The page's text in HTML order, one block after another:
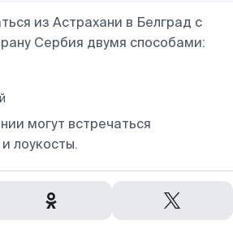
из Астрахани в Белград с
Сербия двумя способами:
могут встречаться
лоукосты.